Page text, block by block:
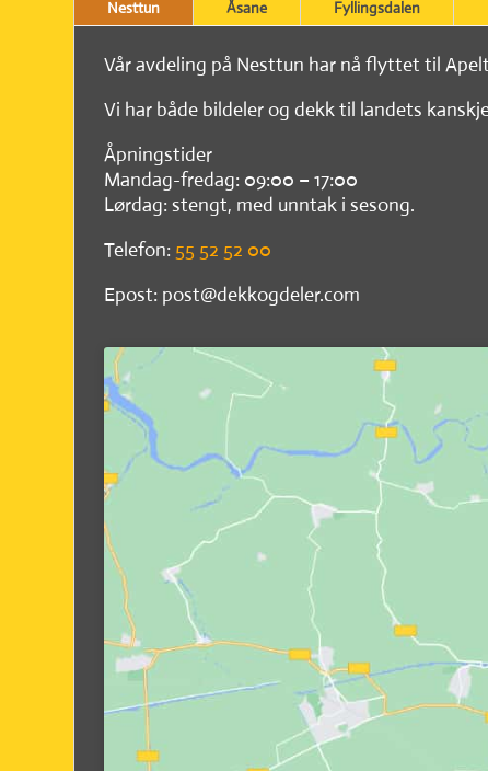
Nesttun Åsane Fyllingsdalen
Vår avdeling på Nesttun har nå flyttet til
Vi har både bildeler og dekk til landets
Åpningstider
Mandag-fredag: 09:00 – 17:00
Lørdag: stengt, med unntak i sesong.
Telefon: 55 52 52 00
Epost: post@dekkogdeler.com